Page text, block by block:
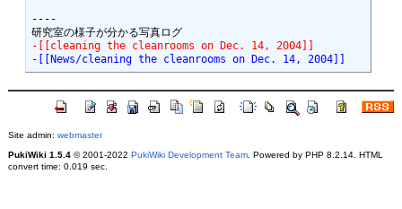
----
研究室の様子が分かる写真ログ
-[[cleaning the cleanrooms on Dec. 14, 2004]]
-[[News/cleaning the cleanrooms on Dec. 14, 2004]]
Site admin: webmaster
PukiWiki 1.5.4© 2001-2022 PukiWiki Development Team. Powered by PHP 8.2.14. HTML
convert time: 0.019 sec.